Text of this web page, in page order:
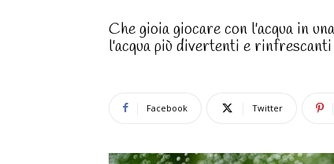
Che gioia giocare con l'acqua in
l'acqua più divertenti e
Facebook Twitter